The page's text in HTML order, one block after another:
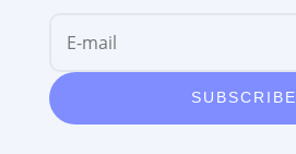
SUBSCRIBE